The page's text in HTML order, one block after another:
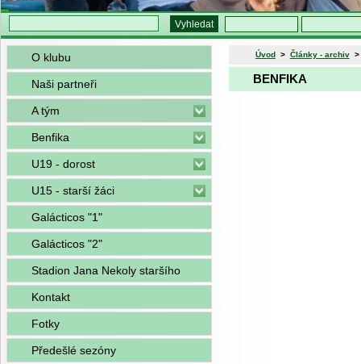
O klubu
Naši partneři
A tým
Benfika
U19 - dorost
U15 - starší žáci
Galácticos "1"
Galácticos "2"
Stadion Jana Nekoly staršího
Kontakt
Fotky
Předešlé sezóny
Úvod > Články - archiv >
BENFIKA